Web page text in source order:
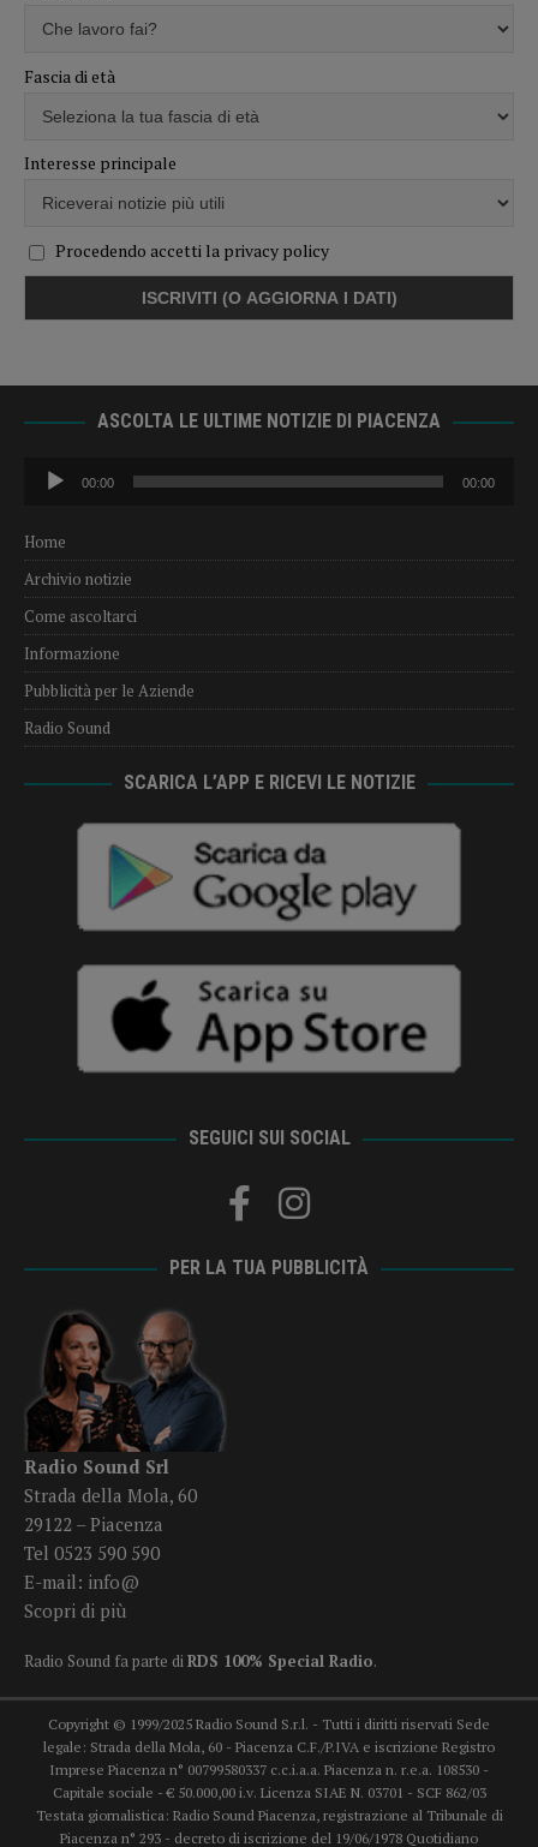
Fascia di età
Interesse principale
Procedendo accetti la privacy policy
ASCOLTA LE ULTIME NOTIZIE DI PIACENZA
Audio
Player
00:00 00:00
Home
Archivio notizie
Come ascoltarci
Informazione
Pubblicità per le Aziende
Radio Sound
SCARICA L’APP E RICEVI LE NOTIZIE
SEGUICI SUI SOCIAL
PER LA TUA PUBBLICITÀ
Radio Sound Srl
Strada della Mola, 60
29122 – Piacenza
Tel 0523 590 590
E-mail: info@
Scopri di più
Radio Sound fa parte diRDS 100% Special Radio.
Copyright © 1999/2025 Radio Sound S.r.l. - Tutti i diritti riservati Sede
legale: Strada della Mola, 60 - Piacenza C.F./P.IVA e iscrizione Registro
Imprese Piacenza n° 00799580337 c.c.i.a.a. Piacenza n. r.e.a. 108530 -
Capitale sociale - € 50.000,00 i.v. Licenza SIAE N. 03701 - SCF 862/03
Testata giornalistica: Radio Sound Piacenza, registrazione al Tribunale di
Piacenza n° 293 - decreto di iscrizione del 19/06/1978 Quotidiano